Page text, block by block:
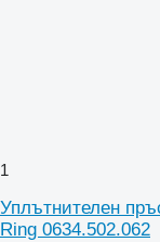
1
Уплътнителен
Ring 0634.502.062